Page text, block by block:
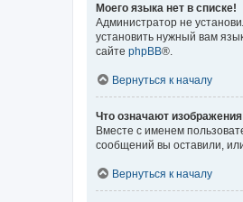
Моего языка нет в списке!
Администратор не
установить нужный вам
сайте phpBB®.
Вернуться к началу
Что означают
Вместе с именем
сообщений вы оставили,
Вернуться к началу